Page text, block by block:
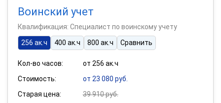
Воинский учет
Квалификация: Специалист по воинскому учету
256 ак.ч
400 ак.ч 800 ак.ч Сравнить
Кол-во часов:
от 256 ак.ч
Стоимость:
от 23 080 руб.
Старая цена:
39 910 руб.